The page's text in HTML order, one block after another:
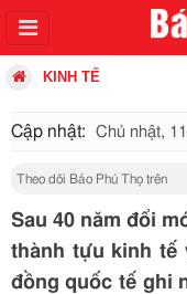
KINH TẾ
Cập nhật: Chủ nhật,
Theo dõi Báo Phú Thọ trên
Sau 40 năm đổi
thành tựu kinh tế
đồng quốc tế ghi